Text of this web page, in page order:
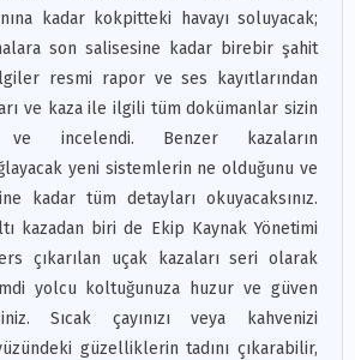
kadar kokpitteki havayı soluyacak;
son salisesine kadar birebir şahit
resmi rapor ve ses kayıtlarından
ve kaza ile ilgili tüm dokümanlar sizin
ve incelendi. Benzer kazaların
yeni sistemlerin ne olduğunu ve
kadar tüm detayları okuyacaksınız.
kazadan biri de Ekip Kaynak Yönetimi
çıkarılan uçak kazaları seri olarak
yolcu koltuğunuza huzur ve güven
Sıcak çayınızı veya kahvenizi
güzelliklerin tadını çıkarabilir,